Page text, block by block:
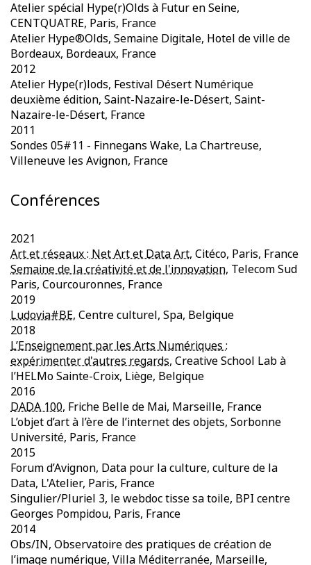
Atelier spécial Hype(r)Olds à Futur en Seine,
CENTQUATRE, Paris, France
Atelier Hype®Olds, Semaine Digitale, Hotel de ville de
Bordeaux, Bordeaux, France
2012
Atelier Hype(r)lods, Festival Désert Numérique
deuxième édition, Saint-Nazaire-le-Désert, Saint-
Nazaire-le-Désert, France
2011
Sondes 05#11 - Finnegans Wake, La Chartreuse,
Villeneuve les Avignon, France
Conférences
2021
Art et réseaux : Net Art et Data Art, Citéco, Paris, France
Semaine de la créativité et de l'innovation, Telecom Sud
Paris, Courcouronnes, France
2019
Ludovia#BE, Centre culturel, Spa, Belgique
2018
L’Enseignement par les Arts Numériques :
expérimenter d'autres regards, Creative School Lab à
l’HELMo Sainte-Croix, Liège, Belgique
2016
DADA 100, Friche Belle de Mai, Marseille, France
L’objet d’art à l’ère de l’internet des objets, Sorbonne
Université, Paris, France
2015
Forum d’Avignon, Data pour la culture, culture de la
Data, L'Atelier, Paris, France
Singulier/Pluriel 3, le webdoc tisse sa toile, BPI centre
Georges Pompidou, Paris, France
2014
Obs/IN, Observatoire des pratiques de création de
l’image numérique, Villa Méditerranée, Marseille,